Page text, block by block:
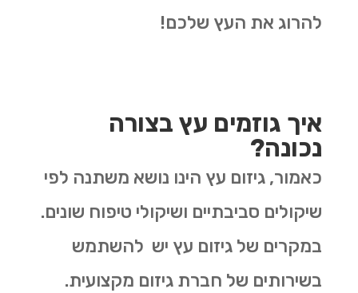
להרוג את העץ שלכם!
איך גוזמים עץ בצורה
נכונה?
כאמור, גיזום עץ הינו נושא משתנה לפי
שיקולים סביבתיים ושיקולי טיפוח שונים.
במקרים של גיזום עץ יש להשתמש
בשירותים של חברת גיזום מקצועית.